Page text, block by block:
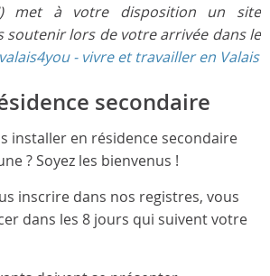
met à votre disposition un site
lors de votre arrivée dans le
valais4you - vivre et travailler en Valais
secondaire
installer en résidence secondaire
? Soyez les bienvenus !
inscrire dans nos registres, vous
dans les 8 jours qui suivent votre